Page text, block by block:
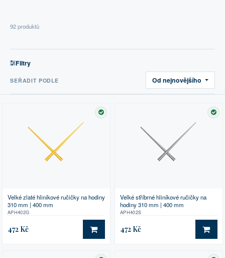
92 produktů
Filtry
SEŘADIT PODLE Od nejnovějšího
SKLADEM
Velké zlaté hliníkové ručičky na hodiny
310 mm | 400 mm
APH402G
472 Kč DO KOŠÍKU
Velké stříbrné hliníkové ručičky na
hodiny 310 mm | 400 mm
APH402S
472 Kč DO